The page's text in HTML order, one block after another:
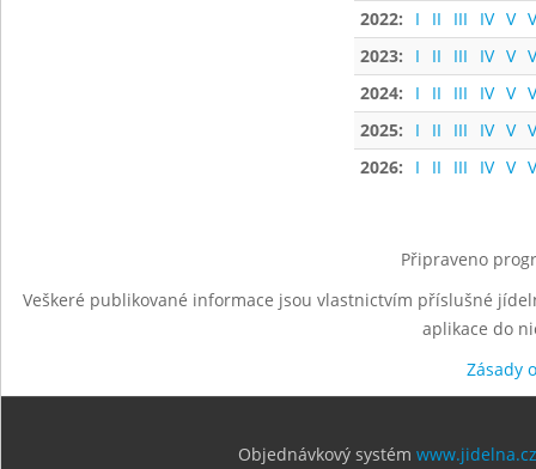
2022:
I II III IV V
2023:
I II III IV V
2024:
I II III IV V
2025:
I II III IV V
2026:
I II III IV V
Připraveno
Veškeré publikované informace jsou vlastnictvím příslušné
aplikace do
Zásady
Objednávkový systém www.jidelna.cz